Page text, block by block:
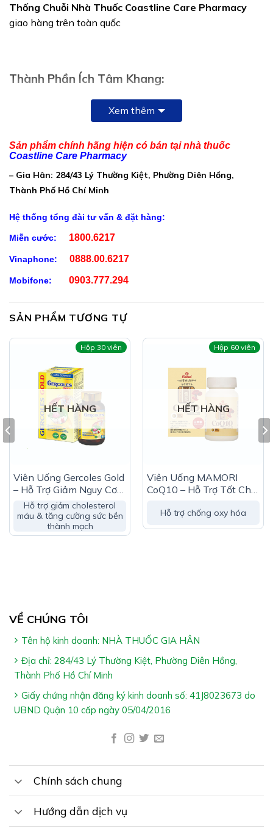
Thống Chuỗi Nhà Thuốc Coastline Care Pharmacy
giao hàng trên toàn quốc
Thành Phần Ích Tâm Khang:
Cao Natto: 50mg
Cao Đan sâm: 100mg
Cao Vàng đằng: 50mg
L – Carnitine: 20mg
Giúp phòng ngừa suy tim
Hỗ trợ điều trị suy tim
Làm giảm nhanh các triệu chứng của suy tim, suy tim
sung huyết như mệt mỏi, khó thởm ho, phù, xanh xao,
chất lượng cuộc sống và kéo dài tuổi thọ của bệnh
nhân suy tim
Hỗ trợ điều trị suy tim: Ngày uống 2 lần, mỗi lần 2 viên
Phòng ngừa suy tim: Ngày uống 1 lần 2 viên
Nên uống trước bữa ăn 30 phút hoặc sau khi ăn 1 giờ
Xem thêm
Sản phẩm chính hãng hiện có bán tại nhà thuốc
Coastline Care Pharmacy
– Gia Hân: 284/43 Lý Thường Kiệt, Phường Diên Hồng,
Thành Phố Hồ Chí Minh
Hệ thống tổng đài tư vấn & đặt hàng:
Miễn cước: 1800.6217
Vinaphone: 0888.00.6217
Mobifone: 0903.777.294
SẢN PHẨM TƯƠNG TỰ
Hộp 30 viên
HẾT HÀNG
Viên Uống Gercoles Gold
– Hỗ Trợ Giảm Nguy Cơ
Xơ Vữa Động Mạch
Hỗ trợ giảm cholesterol
máu & tăng cường sức bền
thành mạch
Hộp 60 viên
HẾT HÀNG
Viên Uống MAMORI
CoQ10 – Hỗ Trợ Tốt Cho
Hỗ trợ chống oxy hóa
VỀ CHÚNG TÔI
Tên hộ kinh doanh: NHÀ THUỐC GIA HÂN
Địa chỉ: 284/43 Lý Thường Kiệt, Phường Diên Hồng,
Thành Phố Hồ Chí Minh
Giấy chứng nhận đăng ký kinh doanh số: 41J8023673 do
UBND Quận 10 cấp ngày 05/04/2016
Chính sách chung
Hướng dẫn dịch vụ